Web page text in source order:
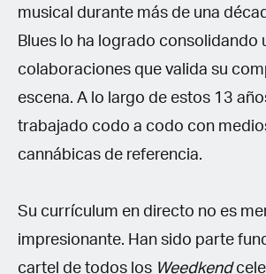
musical durante más de una
Blues lo ha logrado consolidando
colaboraciones que valida su
escena. A lo largo de estos 13
trabajado codo a codo con
cannábicas de referencia.
Su currículum en directo no es
impresionante. Han sido parte
cartel de todos los Weedkend